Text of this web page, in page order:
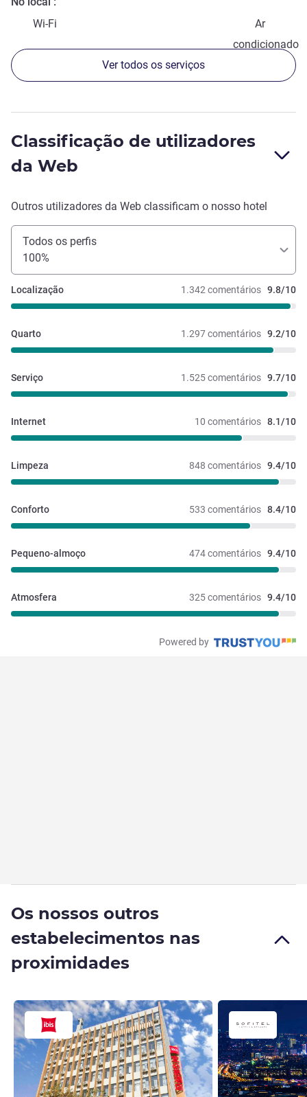
Wi-Fi
Ar
condicionado
Ver todos os serviços
Classificação de utilizadores
da Web
Outros utilizadores da Web classificam o nosso hotel
Todos os perfis
100%
1.342 comentários 9.8/10
Localização
1.297 comentários 9.2/10
Quarto
1.525 comentários 9.7/10
Serviço
10 comentários 8.1/10
Internet
848 comentários 9.4/10
Limpeza
533 comentários 8.4/10
Conforto
474 comentários 9.4/10
Pequeno-almoço
325 comentários 9.4/10
Atmosfera
Powered by
Os nossos outros
estabelecimentos nas
proximidades